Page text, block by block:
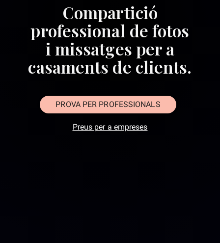
Compartició
professional de fotos
i missatges per a
casaments de clients.
PROVA PER PROFESSIONALS
Preus per a empreses